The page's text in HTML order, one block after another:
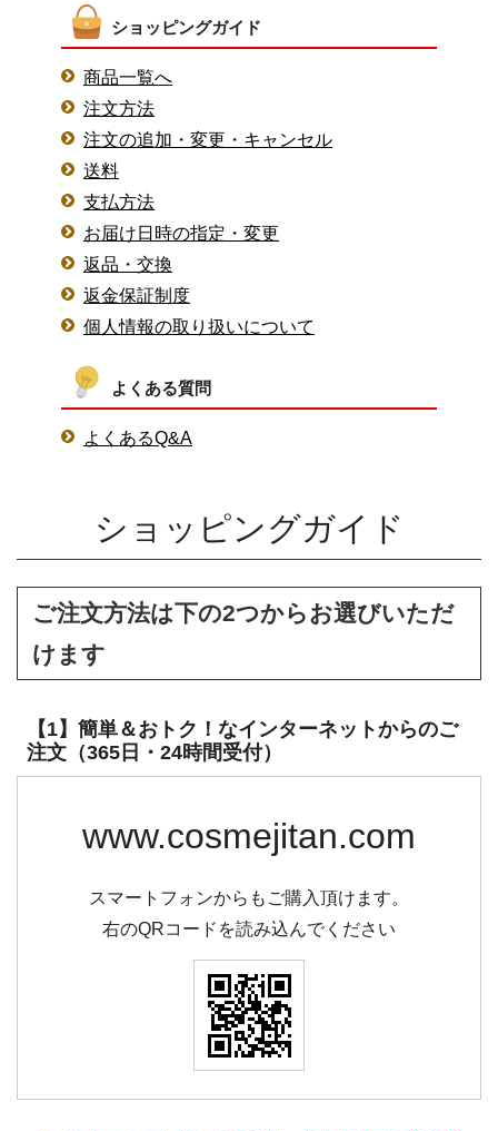
ショッピングガイド
商品一覧へ
注文方法
注文の追加・変更・キャンセル
送料
支払方法
お届け日時の指定・変更
返品・交換
返金保証制度
個人情報の取り扱いについて
よくある質問
よくあるQ&A
ショッピングガイド
ご注文方法は下の2つからお選びいただ
けます
【1】簡単＆おトク！なインターネットからのご
注文（365日・24時間受付）
www.cosmejitan.com
スマートフォンからもご購入頂けます。
右のQRコードを読み込んでください